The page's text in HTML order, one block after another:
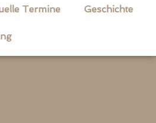
Termine Geschichte